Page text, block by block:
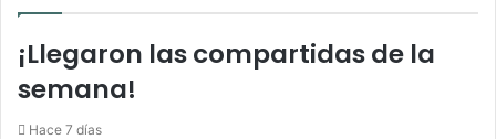
¡Llegaron las compartidas de la
semana!
Hace 7 días